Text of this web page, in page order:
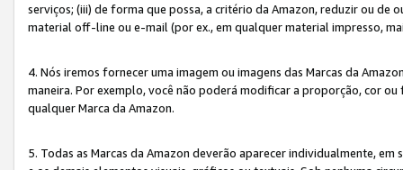
serviços; (iii) de forma que possa, a critério da Amazon, reduzir ou de
material off-line ou e-mail (por ex., em qualquer material impresso,
4. Nós iremos fornecer uma imagem ou imagens das Marcas da
maneira. Por exemplo, você não poderá modificar a proporção, cor
qualquer Marca da Amazon.
5. Todas as Marcas da Amazon deverão aparecer individualmente,